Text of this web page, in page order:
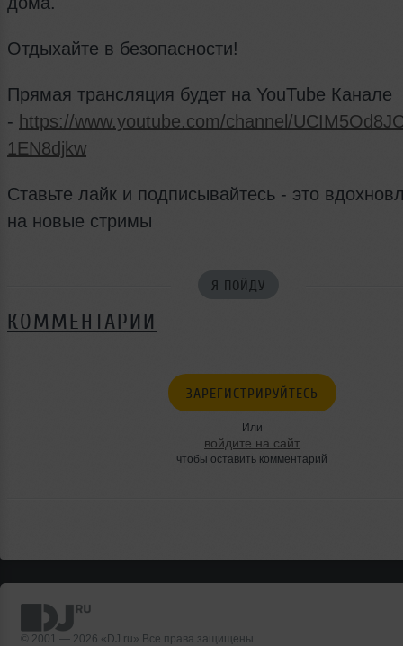
Отдыхайте в безопасности!
Прямая трансляция будет на YouTube Канале
- https://www.youtube.com/channel/
1EN8djkw
Ставьте лайк и подписывайтесь - это
на новые стримы
Я ПОЙДУ
КОММЕНТАРИИ
ЗАРЕГИСТРИРУЙТЕСЬ
Или
войдите на сайт
чтобы оставить комментарий
© 2001 — 2026 «DJ.ru» Все права защищены.